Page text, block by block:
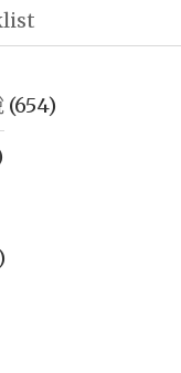
(654)